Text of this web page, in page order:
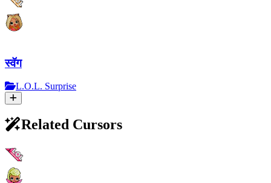
स्वॅग
L.O.L. Surprise
Related Cursors